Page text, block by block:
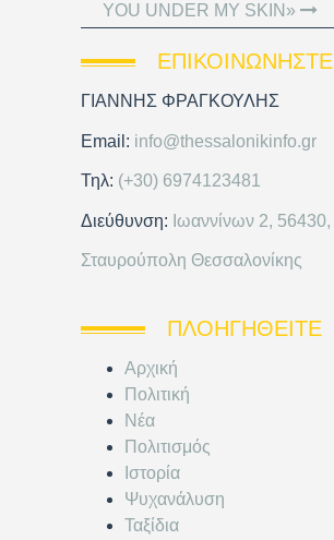
YOU UNDER MY SKIN»
ΕΠΙΚΟΙΝΩΝΉΣΤΕ
ΓΙΑΝΝΗΣ ΦΡΑΓΚΟΥΛΗΣ
Email: info@thessalonikinfo.gr
Τηλ: (+30) 6974123481
Διεύθυνση: Ιωαννίνων 2, 56430,
Σταυρούπολη Θεσσαλονίκης
ΠΛΟΗΓΗΘΕΊΤΕ
Αρχική
Πολιτική
Νέα
Πολιτισμός
Ιστορία
Ψυχανάλυση
Ταξίδια